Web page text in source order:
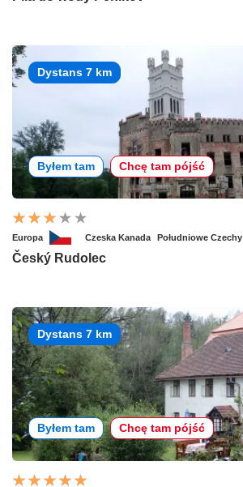
Dystans 7 km
Byłem tam Chcę tam pójść
Europa Czeska Kanada Południowe Czechy
Český Rudolec
Dystans 7 km
Byłem tam Chcę tam pójść